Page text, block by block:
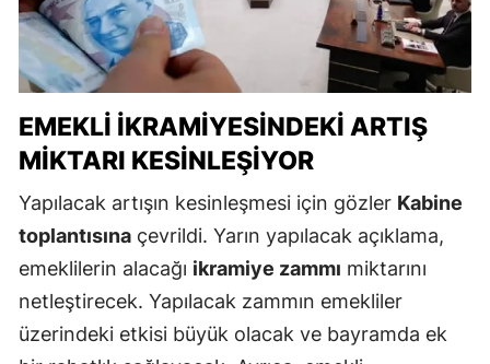
EMEKLI İKRAMIYESINDEKI ARTIŞ
MIKTARI KESINLEŞIYOR
Yapılacak artışın kesinleşmesi için gözler Kabine
toplantısına çevrildi. Yarın yapılacak açıklama,
emeklilerin alacağı ikramiye zammı miktarını
netleştirecek. Yapılacak zammın emekliler
üzerindeki etkisi büyük olacak ve bayramda ek